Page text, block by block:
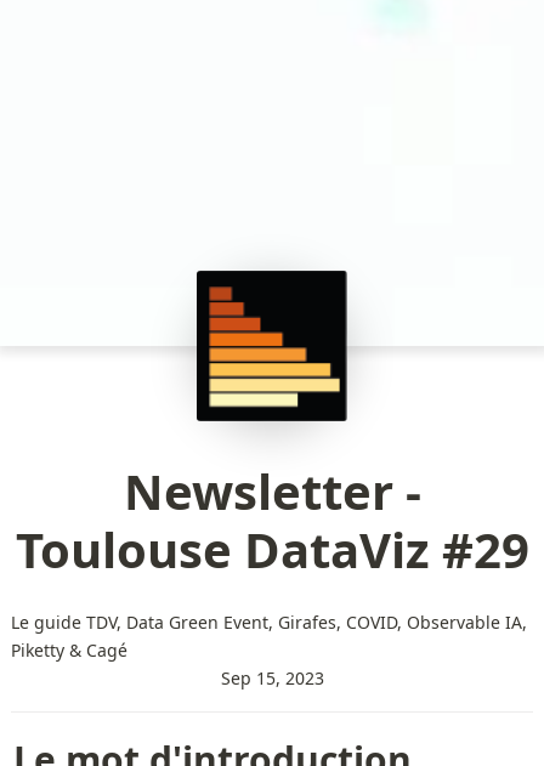
Newsletter -
Toulouse DataViz #29
Le guide TDV, Data Green Event, Girafes, COVID, Observable IA,
Piketty & Cagé
Sep 15, 2023